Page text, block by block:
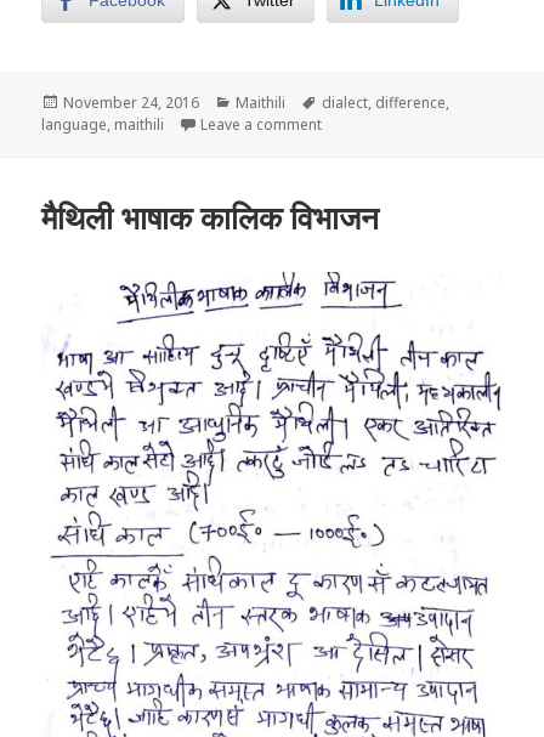
Posted
on
November 24, 2016 Categories
Maithili Tags
dialect, difference,
language, maithili Leave a commenton बोली आ भाषाक बीच अन्तर
मैथिली भाषाक कालिक विभाजन